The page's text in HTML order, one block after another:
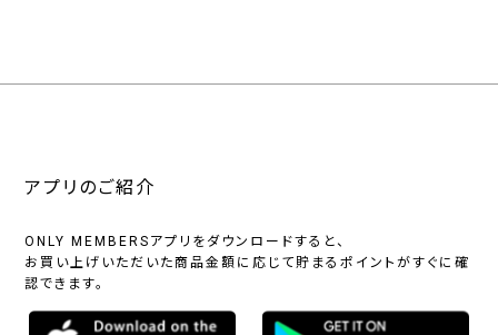
アプリのご紹介
ONLY MEMBERSアプリをダウンロードすると、
お買い上げいただいた商品金額に応じて貯まるポイントがすぐに確
認できます。